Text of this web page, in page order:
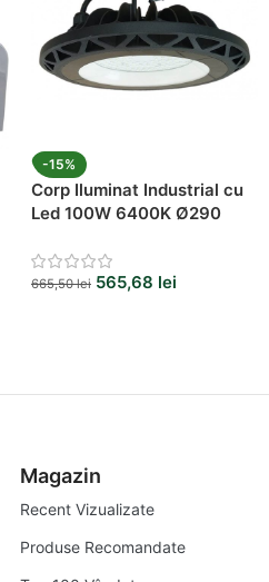
-15%
Corp Iluminat Industrial cu
Led 100W 6400K Ø290
665,50lei 565,68 lei
Magazin
Recent Vizualizate
Produse Recomandate